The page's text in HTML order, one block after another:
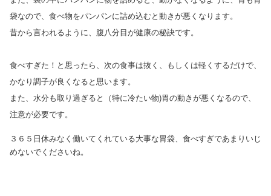
袋なので、食べ物をパンパンに詰め込むと動きが悪くなります。
昔から言われるように、腹八分目が健康の秘訣です。
食べすぎた！と思ったら、次の食事は抜く、もしくは軽くするだけで、
かなり調子が良くなると思います。
また、水分も取り過ぎると（特に冷たい物)胃の動きが悪くなるので、
注意が必要です。
３６５日休みなく働いてくれている大事な胃袋、食べすぎであまりいじ
めないでくださいね。